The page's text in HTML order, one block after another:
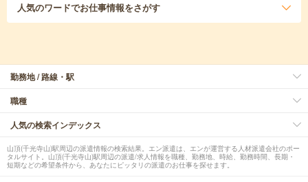
人気のワードでお仕事情報をさがす
勤務地 / 路線・駅
職種
人気の検索インデックス
山頂(千光寺山)駅周辺の派遣情報の検索結果。エン派遣は、エンが運営する人材派遣会社のポー
タルサイト。山頂(千光寺山)駅周辺の派遣/求人情報を職種、勤務地、時給、勤務時間、長期・
短期などの希望条件から、あなたにピッタリの派遣のお仕事を探せます。